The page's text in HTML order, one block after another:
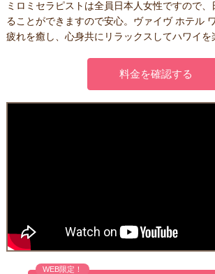
ミロミセラピストは全員日本人女性ですので、
ることができますので安心。ヴァイヴ ホテル
疲れを癒し、心身共にリラックスしてハワイを
料金を確認する
WEB限定！